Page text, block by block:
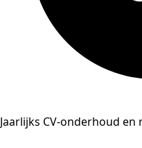
Jaarlijks CV-onderhoud en